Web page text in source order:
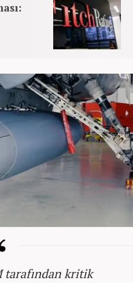
tarafından kritik